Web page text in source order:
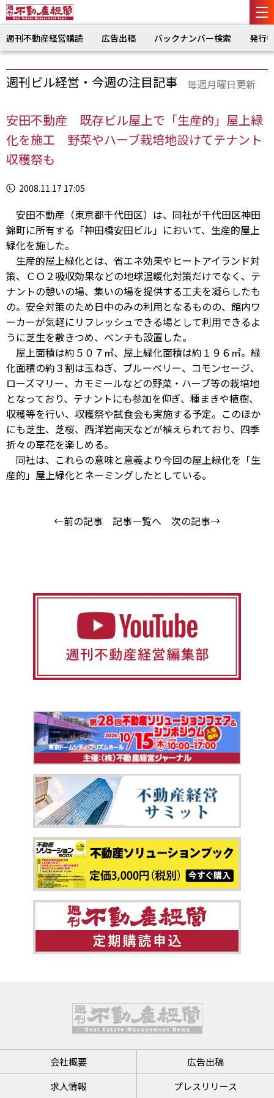
週刊不動産経営購読 広告出稿 バックナンバー検索 発行
週刊ビル経営・今週の注目記事 毎週月曜日更新
安田不動産 既存ビル屋上で「生産的」屋上緑
化を施工 野菜やハーブ栽培地設けてテナント
収穫祭も
2008.11.17 17:05
安田不動産（東京都千代田区）は、同社が千代田区神田
錦町に所有する「神田橋安田ビル」において、生産的屋上
緑化を施した。
生産的屋上緑化とは、省エネ効果やヒートアイランド対
策、ＣＯ２吸収効果などの地球温暖化対策だけでなく、テ
ナントの憩いの場、集いの場を提供する工夫を凝らしたも
の。安全対策のため日中のみの利用となるものの、館内ワ
ーカーが気軽にリフレッシュできる場として利用できるよ
うに芝生を敷きつめ、ベンチも設置した。
屋上面積は約５０７㎡、屋上緑化面積は約１９６㎡。緑
化面積の約３割は玉ねぎ、ブルーベリー、コモンセージ、
ローズマリー、カモミールなどの野菜・ハーブ等の栽培地
となっており、テナントにも参加を仰ぎ、種まきや植樹、
収穫等を行い、収穫祭や試食会も実施する予定。このほか
にも芝生、芝桜、西洋岩南天などが植えられており、四季
折々の草花を楽しめる。
同社は、これらの意味と意義より今回の屋上緑化を「生
産的」屋上緑化とネーミングしたとしている。
←前の記事 記事一覧へ 次の記事→
会社概要
広告出稿
求人情報
プレスリリース